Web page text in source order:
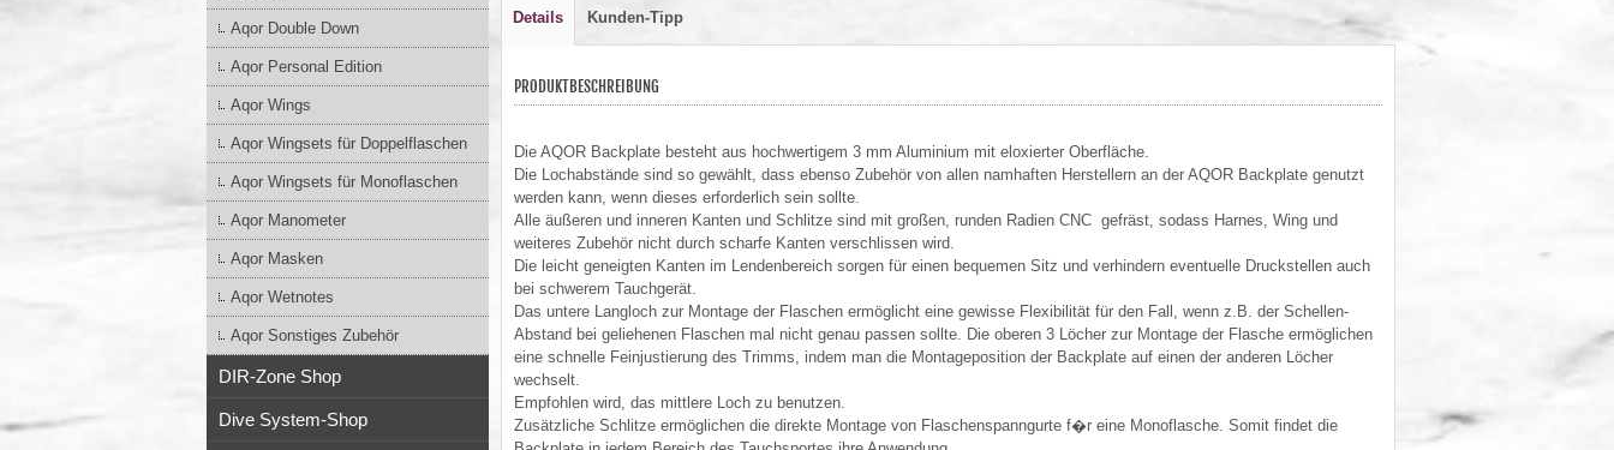
Aqor Double Down
Aqor Personal Edition
Aqor Wings
Aqor Wingsets für Doppelflaschen
Aqor Wingsets für Monoflaschen
Aqor Manometer
Aqor Masken
Aqor Wetnotes
Aqor Sonstiges Zubehör
DIR-Zone Shop
Dive System-Shop
Details Kunden-Tipp
PRODUKTBESCHREIBUNG
Die AQOR Backplate besteht aus hochwertigem 3 mm Aluminium mit eloxierter Oberfläche.
Die Lochabstände sind so gewählt, dass ebenso Zubehör von allen namhaften Herstellern an der AQOR Backplate genutzt
werden kann, wenn dieses erforderlich sein sollte.
Alle äußeren und inneren Kanten und Schlitze sind mit großen, runden Radien CNC gefräst, sodass Harnes, Wing und
weiteres Zubehör nicht durch scharfe Kanten verschlissen wird.
Die leicht geneigten Kanten im Lendenbereich sorgen für einen bequemen Sitz und verhindern eventuelle Druckstellen auch
bei schwerem Tauchgerät.
Das untere Langloch zur Montage der Flaschen ermöglicht eine gewisse Flexibilität für den Fall, wenn z.B. der Schellen-
Abstand bei geliehenen Flaschen mal nicht genau passen sollte. Die oberen 3 Löcher zur Montage der Flasche ermöglichen
eine schnelle Feinjustierung des Trimms, indem man die Montageposition der Backplate auf einen der anderen Löcher
wechselt.
Empfohlen wird, das mittlere Loch zu benutzen.
Zusätzliche Schlitze ermöglichen die direkte Montage von Flaschenspanngurte f�r eine Monoflasche. Somit findet die